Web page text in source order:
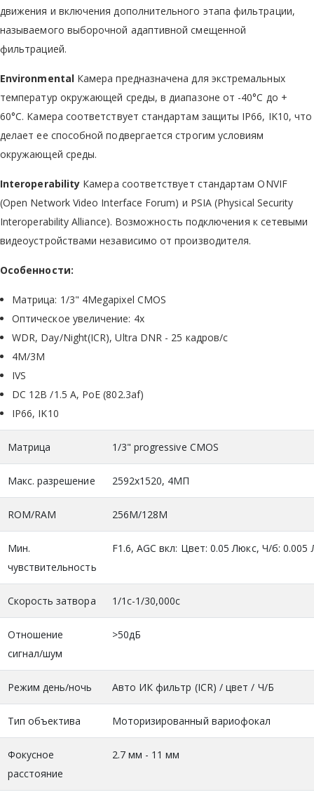
движения и включения дополнительного этапа фильтрации,
называемого выборочной адаптивной смещенной
фильтрацией.
EnvironmentalКамера предназначена для экстремальных
температур окружающей среды, в диапазоне от -40°C до +
60°С. Камера соответствует стандартам защиты IP66, IK10, что
делает ее способной подвергается строгим условиям
окружающей среды.
Interoperability Камера соответствует стандартам ONVIF
(Open Network Video Interface Forum) и PSIA (Physical Security
Interoperability Alliance). Возможность подключения к сетевыми
видеоустройствами независимо от производителя.
Особенности:
Матрица: 1/3" 4Megapixel CMOS
Оптическое увеличение: 4x
WDR, Day/Night(ICR), Ultra DNR - 25 кадров/с
4М/3М
IVS
DC 12В /1.5 A, PoE (802.3af)
IP66, IK10
Матрица 1/3" progressive CMOS
Макс. разрешение 2592х1520, 4МП
ROM/RAM 256M/128M
Мин.
чувствительность
F1.6, AGC вкл: Цвет: 0.05 Люкс, Ч/б: 0.005
Скорость затвора 1/1с-1/30,000с
Отношение
сигнал/шум
>50дБ
Режим день/ночь Авто ИК фильтр (ICR) / цвет / Ч/Б
Тип объектива Моторизированный вариофокал
Фокусное
расстояние
2.7 мм - 11 мм